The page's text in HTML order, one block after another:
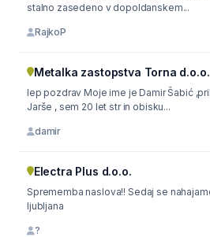
stalno zasedeno v dopoldanskem...
RajkoP
Metalka zastopstva Torna d.o.o.
lep pozdrav Moje ime je Damir Šabić ,prihajam iz Ljubljane-Nove
Jarše , sem 20 let str in obisku...
damir
Electra Plus d.o.o.
Sprememba naslova!! Sedaj se nahajamo na Brnčičevi 13 1000
ljubljana
?